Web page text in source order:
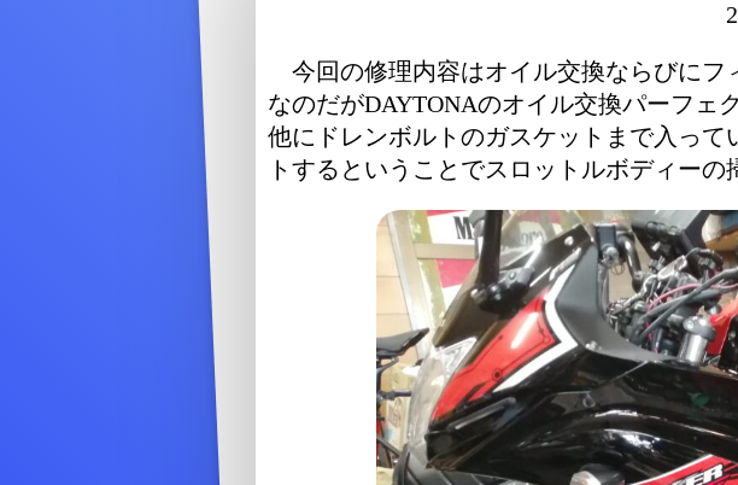
今回の修理内容はオイル交換ならびに
なのだがDAYTONAのオイル交換パーフェ
他にドレンボルトのガスケットまで入っ
トするということでスロットルボディーの